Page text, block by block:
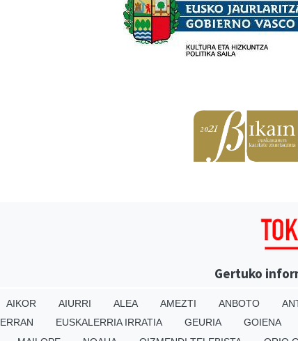
Gertuko
AIKOR AIURRI ALEA AMEZTI ANBOTO
ERRAN EUSKALERRIA IRRATIA GEURIA GOIENA